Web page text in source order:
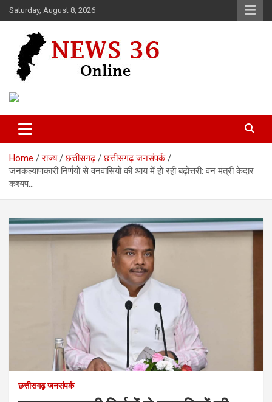
Skip
to
Saturday, August 8, 2026
News 36
Home राज्य छत्तीसगढ़
छत्तीसगढ़ जनसंपर्क
जनकल्याणकारी निर्णयों से वनवासियों की आय में हो रही बढ़ोत्तरी: वन मंत्री केदार
कश्यप…
छत्तीसगढ़ जनसंपर्क